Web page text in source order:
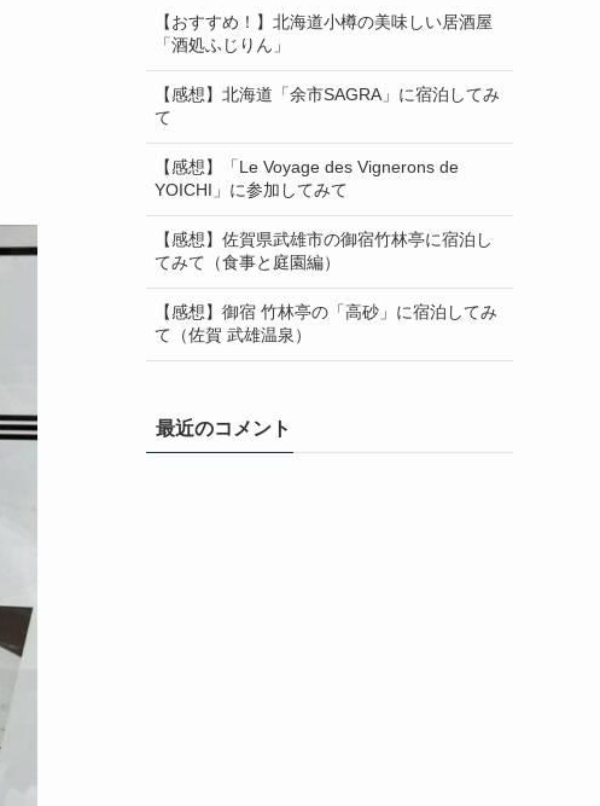
【おすすめ！】北海道小樽の美味しい居酒屋
「酒処ふじりん」
【感想】北海道「余市SAGRA」に宿泊してみ
て
【感想】「Le Voyage des Vignerons de
YOICHI」に参加してみて
【感想】佐賀県武雄市の御宿竹林亭に宿泊し
てみて（食事と庭園編）
【感想】御宿 竹林亭の「高砂」に宿泊してみ
て（佐賀 武雄温泉）
最近のコメント